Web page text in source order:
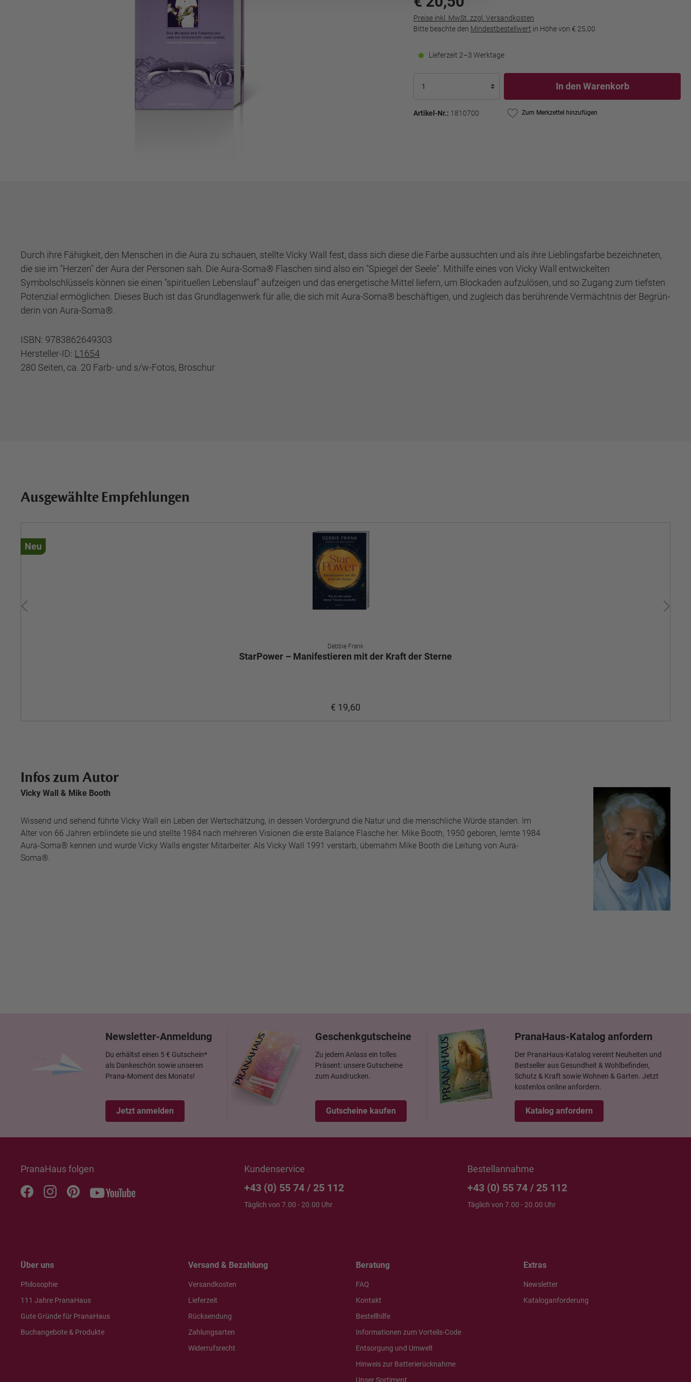
Preise inkl. MwSt. zzgl. Versandkosten
Bitte beachte den Mindestbestellwert in Höhe von € 25,00
Lieferzeit 2–3 Werktage
In den Warenkorb
Artikel-Nr.: 1810700 Zum Merkzettel hinzufügen
Durch ihre Fähigkeit, den Menschen in die Aura zu schauen, stellte Vicky Wall fest, dass sich diese die Farbe aussuchten und als ihre Lieblingsfarbe bezeichneten,
die sie im "Herzen" der Aura der Personen sah. Die Aura-Soma® Flaschen sind also ein "Spiegel der Seele". Mithilfe eines von Vicky Wall entwickelten
Symbolschlüssels können sie einen "spirituellen Lebenslauf" aufzeigen und das energetische Mittel liefern, um Blockaden aufzulösen, und so Zugang zum tiefs­ten
Potenzial ermöglichen. Dieses Buch ist das Grundlagenwerk für alle, die sich mit Aura-Soma® be­schäftigen, und zugleich das berührende Vermächtnis der Be­grün­
derin von Aura-Soma®.
ISBN: 9783862649303
Hersteller-ID: L1654
280 Seiten, ca. 20 Farb- und s/w-Fotos, Broschur
Ausgewählte Empfehlungen
Neu
Debbie Frank
StarPower – Manifestieren mit der Kraft der Sterne
€ 19,60
Infos zum Autor
Vicky Wall & Mike Booth
Wissend und sehend führte Vicky Wall ein Leben der Wertschätzung, in dessen Vordergrund die Natur und die menschliche Würde standen. Im
Alter von 66 Jahren erblindete sie und stellte 1984 nach mehreren Visionen die erste Balance Flasche her. Mike Booth, 1950 geboren, lernte 1984
Aura-Soma® kennen und wurde Vicky Walls engster Mitarbeiter. Als Vicky Wall 1991 verstarb, übernahm Mike Booth die Leitung von Aura-
Soma®.
Newsletter-Anmeldung
Du erhältst einen 5 € Gutschein*
als Dankeschön sowie unseren
Prana-Moment des Monats!
Jetzt anmelden
Geschenkgutscheine
Zu jedem Anlass ein tolles
Präsent: unsere Gutscheine
zum Ausdrucken.
Gutscheine kaufen
PranaHaus-Katalog anfordern
Der PranaHaus-Katalog vereint Neuheiten und
Bestseller aus Gesundheit & Wohlbefinden,
Schutz & Kraft sowie Wohnen & Garten. Jetzt
kostenlos online anfordern.
Katalog anfordern
PranaHaus folgen Kundenservice
+43 (0) 55 74 / 25 112
Täglich von 7.00 - 20.00 Uhr
Bestellannahme
+43 (0) 55 74 / 25 112
Täglich von 7.00 - 20.00 Uhr
Über uns
Philosophie
111 Jahre PranaHaus
Gute Gründe für PranaHaus
Buchangebote & Produkte
Versand & Bezahlung
Versandkosten
Lieferzeit
Rücksendung
Zahlungsarten
Widerrufsrecht
Beratung
FAQ
Kontakt
Bestellhilfe
Informationen zum Vorteils-Code
Entsorgung und Umwelt
Hinweis zur Batterierücknahme
Unser Sortiment
Extras
Newsletter
Kataloganforderung